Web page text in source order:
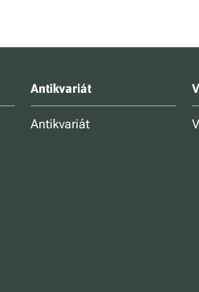
Antikvariát
Antikvariát